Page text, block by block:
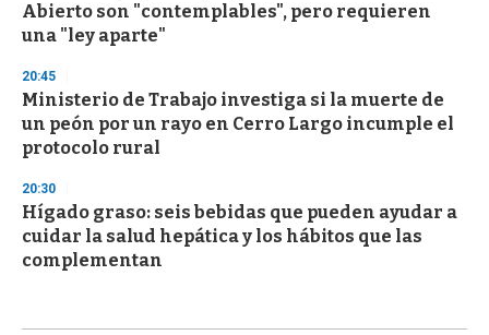
Abierto son "contemplables", pero requieren
una "ley aparte"
20:45
Ministerio de Trabajo investiga si la muerte de
un peón por un rayo en Cerro Largo incumple el
protocolo rural
20:30
Hígado graso: seis bebidas que pueden ayudar a
cuidar la salud hepática y los hábitos que las
complementan